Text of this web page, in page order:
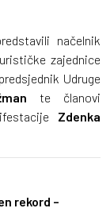
načelnik
zajednice
Udruge
te članovi
Zdenka
rekord –